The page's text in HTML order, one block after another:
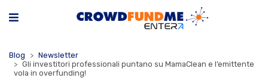
Blog
Newsletter
Gli investitori professionali puntano su MamaClean e l’emittente
vola in overfunding!